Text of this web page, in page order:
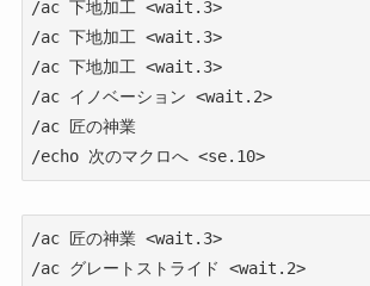
/ac 下地加工 <wait.3>
/ac 下地加工 <wait.3>
/ac 下地加工 <wait.3>
/ac イノベーション <wait.2>
/ac 匠の神業
/echo 次のマクロへ <se.10>
/ac 匠の神業 <wait.3>
/ac グレートストライド <wait.2>